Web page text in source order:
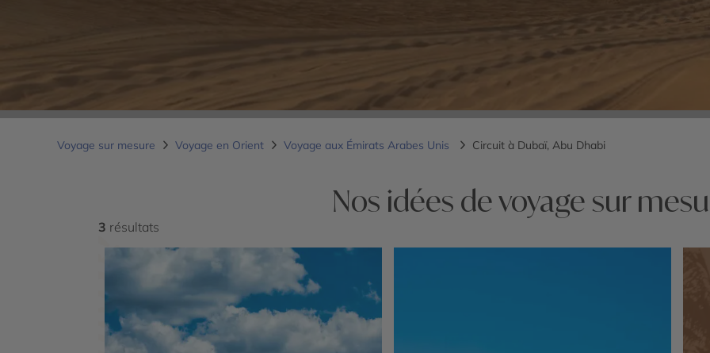
Voyage sur mesure Voyage en Orient Voyage aux Émirats Arabes Unis Circuit à Dubaï, Abu Dhabi
Nos idées de voyage sur
3 résultats